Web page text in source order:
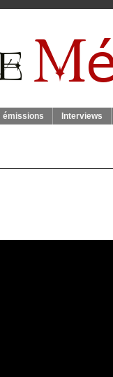
émissions Interviews